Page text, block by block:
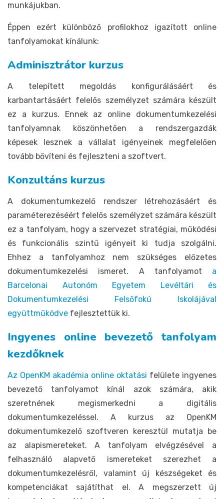
munkájukban.
Éppen ezért különböző profilokhoz igazított online
tanfolyamokat kínálunk:
Adminisztrátor kurzus
A telepített megoldás konfigurálásáért és
karbantartásáért felelős személyzet számára készült
ez a kurzus. Ennek az online dokumentumkezelési
tanfolyamnak köszönhetően a rendszergazdák
képesek lesznek a vállalat igényeinek megfelelően
tovább bővíteni és fejleszteni a szoftvert.
Konzultáns kurzus
A dokumentumkezelő rendszer létrehozásáért és
paraméterezéséért felelős személyzet számára készült
ez a tanfolyam, hogy a szervezet stratégiai, működési
és funkcionális szintű igényeit ki tudja szolgálni.
Ehhez a tanfolyamhoz nem szükséges előzetes
dokumentumkezelési ismeret. A tanfolyamot a
Barcelonai Autonóm Egyetem Levéltári és
Dokumentumkezelési Felsőfokú Iskolájával
együttműködve fejlesztettük ki.
Ingyenes online bevezető tanfolyam
kezdőknek
Az OpenKM akadémia online oktatási felülete ingyenes
bevezető tanfolyamot kínál azok számára, akik
szeretnének megismerkedni a digitális
dokumentumkezeléssel. A kurzus az OpenKM
dokumentumkezelő szoftveren keresztül mutatja be
az alapismereteket. A tanfolyam elvégzésével a
felhasználó alapvető ismereteket szerezhet a
dokumentumkezelésről, valamint új készségeket és
kompetenciákat sajátíthat el. A megszerzett új